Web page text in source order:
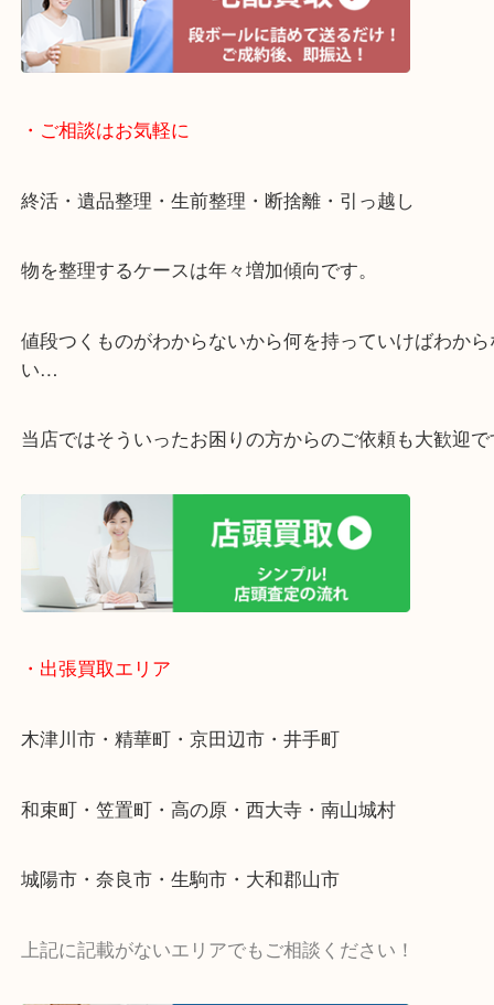
貴金属などのお品物の他にも絵画や骨董品・家電な
く鑑定が可能！
店舗での販売はしてなくお品物ごとに販売ルートを
遅い時間しか家にいない方・商品点数が多い方には
リ！
・ご相談はお気軽に